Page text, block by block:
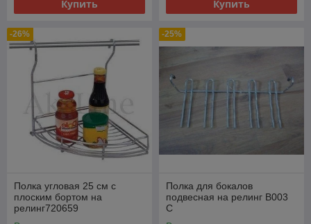
Купить Купить
-26%
Полка угловая 25 см с
плоским бортом на
релинг720659
-25%
Полка для бокалов
подвесная на релинг В003
C